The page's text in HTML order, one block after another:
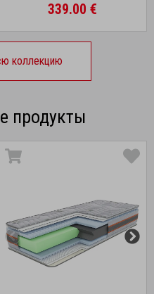
339.00 €
коллекцию
продукты